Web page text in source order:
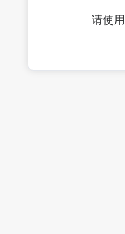
请使用